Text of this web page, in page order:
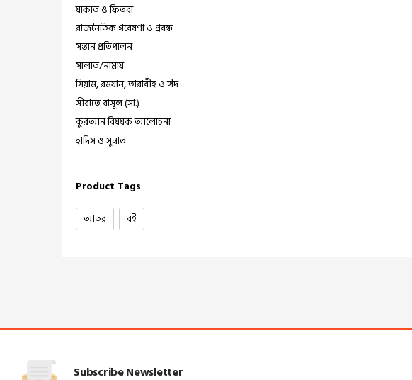
যাকাত ও ফিতরা
রাজনৈতিক গবেষণা ও প্রবন্ধ
সন্তান প্রতিপালন
সালাত/নামায
সিয়াম, রমযান, তারাবীহ ও ঈদ
সীরাতে রাসূল (সা.)
কুরআন বিষয়ক আলোচনা
হাদিস ও সুন্নাত
Product Tags
আতর
বই
Subscribe Newsletter